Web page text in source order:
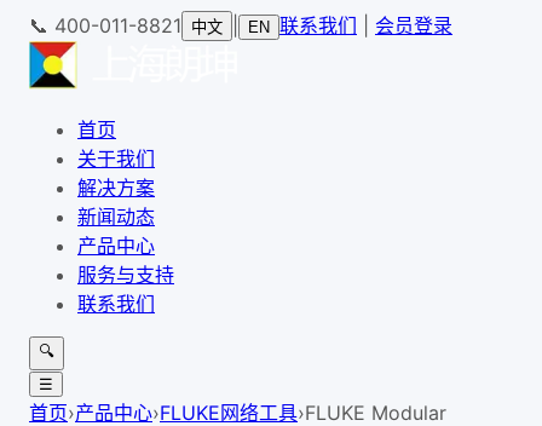
📞 400-011-8821 中文 EN 联系我们 会员登录
首页
关于我们
解决方案
新闻动态
产品中心
服务与支持
联系我们
🔍
☰
首页›产品中心›FLUKE网络工具›FLUKE Modular